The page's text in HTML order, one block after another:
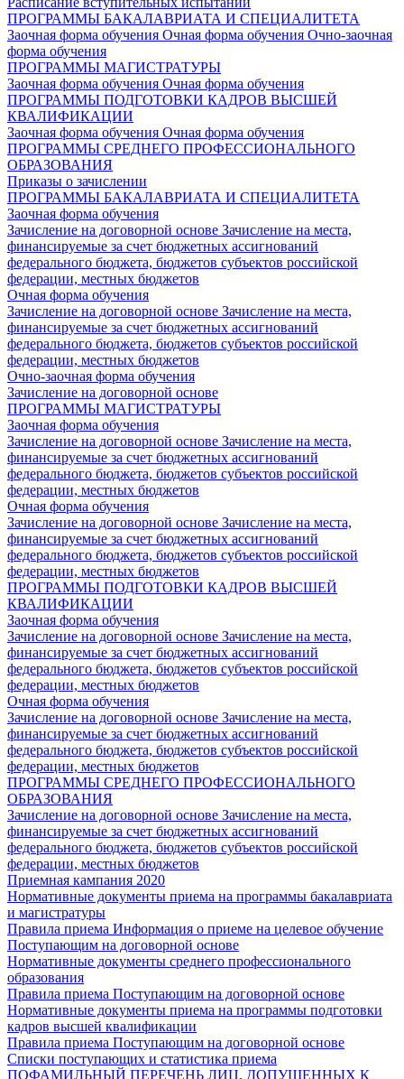
ПРОГРАММЫ БАКАЛАВРИАТА И СПЕЦИАЛИТЕТА
Заочная форма обучения Очная форма обучения Очно-заочная
форма обучения
ПРОГРАММЫ МАГИСТРАТУРЫ
Заочная форма обучения Очная форма обучения
ПРОГРАММЫ ПОДГОТОВКИ КАДРОВ ВЫСШЕЙ
КВАЛИФИКАЦИИ
Заочная форма обучения Очная форма обучения
ПРОГРАММЫ СРЕДНЕГО ПРОФЕССИОНАЛЬНОГО
ОБРАЗОВАНИЯ
Приказы о зачислении
ПРОГРАММЫ БАКАЛАВРИАТА И СПЕЦИАЛИТЕТА
Заочная форма обучения
Зачисление на договорной основе Зачисление на места,
финансируемые за счет бюджетных ассигнований
федерального бюджета, бюджетов субъектов российской
федерации, местных бюджетов
Очная форма обучения
Зачисление на договорной основе Зачисление на места,
финансируемые за счет бюджетных ассигнований
федерального бюджета, бюджетов субъектов российской
федерации, местных бюджетов
Очно-заочная форма обучения
Зачисление на договорной основе
ПРОГРАММЫ МАГИСТРАТУРЫ
Заочная форма обучения
Зачисление на договорной основе Зачисление на места,
финансируемые за счет бюджетных ассигнований
федерального бюджета, бюджетов субъектов российской
федерации, местных бюджетов
Очная форма обучения
Зачисление на договорной основе Зачисление на места,
финансируемые за счет бюджетных ассигнований
федерального бюджета, бюджетов субъектов российской
федерации, местных бюджетов
ПРОГРАММЫ ПОДГОТОВКИ КАДРОВ ВЫСШЕЙ
КВАЛИФИКАЦИИ
Заочная форма обучения
Зачисление на договорной основе Зачисление на места,
финансируемые за счет бюджетных ассигнований
федерального бюджета, бюджетов субъектов российской
федерации, местных бюджетов
Очная форма обучения
Зачисление на договорной основе Зачисление на места,
финансируемые за счет бюджетных ассигнований
федерального бюджета, бюджетов субъектов российской
федерации, местных бюджетов
ПРОГРАММЫ СРЕДНЕГО ПРОФЕССИОНАЛЬНОГО
ОБРАЗОВАНИЯ
Зачисление на договорной основе Зачисление на места,
финансируемые за счет бюджетных ассигнований
федерального бюджета, бюджетов субъектов российской
федерации, местных бюджетов
Приемная кампания 2020
Нормативные документы приема на программы бакалавриата
и магистратуры
Правила приема Информация о приеме на целевое обучение
Поступающим на договорной основе
Нормативные документы среднего профессионального
образования
Правила приема Поступающим на договорной основе
Нормативные документы приема на программы подготовки
кадров высшей квалификации
Правила приема Поступающим на договорной основе
Списки поступающих и статистика приема
ПОФАМИЛЬНЫЙ ПЕРЕЧЕНЬ ЛИЦ, ДОПУЩЕННЫХ К